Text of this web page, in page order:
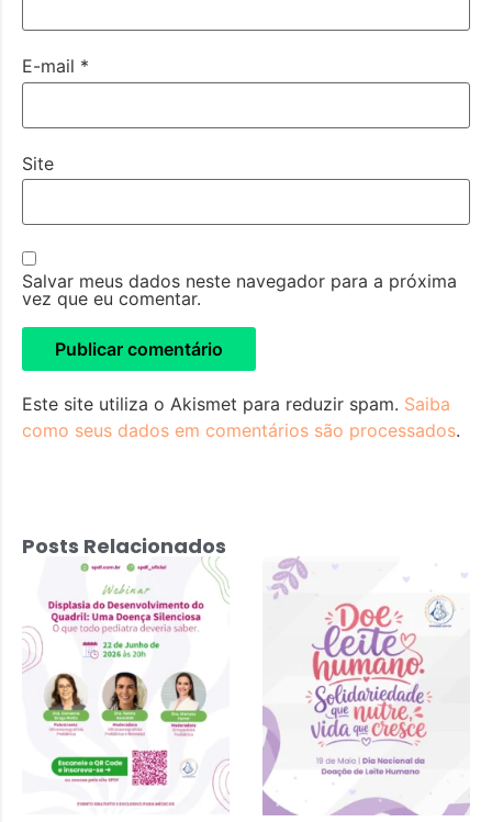
E-mail *
Site
Salvar meus dados neste navegador para a próxima
vez que eu comentar.
Este site utiliza o Akismet para reduzir spam. Saiba
como seus dados em comentários são processados.
Posts Relacionados
Displasia do
Desenvolvimento
do Quadril: Uma
Silenciosa – 22
de junho 2026 às